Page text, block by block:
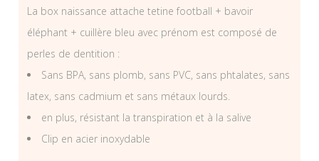
La box naissance attache tetine football + bavoir
éléphant + cuillère bleu avec prénom est composé de
perles de dentition :
Sans BPA, sans plomb, sans PVC, sans phtalates, sans
latex, sans cadmium et sans métaux lourds.
en plus, résistant la transpiration et à la salive
Clip en acier inoxydable